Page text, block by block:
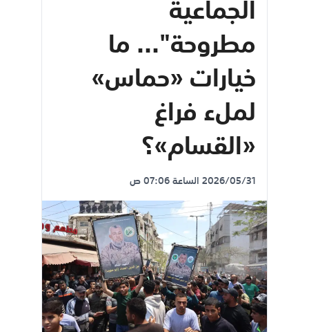
الجماعية
مطروحة"... ما
خيارات «حماس»
لملء فراغ
«القسام»؟
2026/05/31 الساعة 07:06 ص